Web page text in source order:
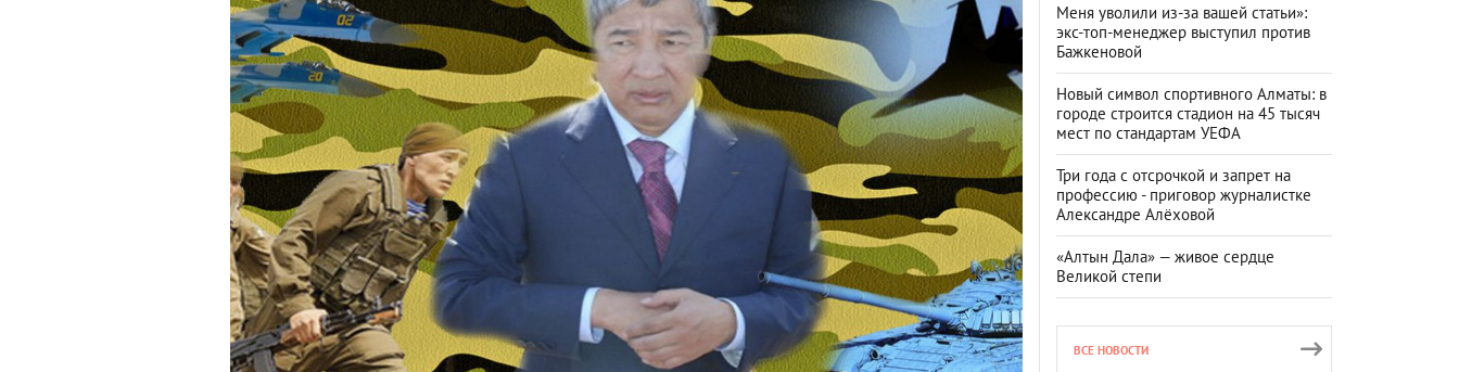
Меня уволили из-за вашей статьи»:
экс-топ-менеджер выступил против
Бажкеновой
Новый символ спортивного Алматы: в
городе строится стадион на 45 тысяч
мест по стандартам УЕФА
Три года с отсрочкой и запрет на
профессию - приговор журналистке
Александре Алёховой
«Алтын Дала» — живое сердце
Великой степи
ВСЕ НОВОСТИ